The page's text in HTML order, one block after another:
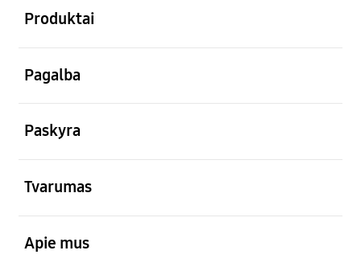
Produktai
Pagalba
Paskyra
Tvarumas
Apie mus